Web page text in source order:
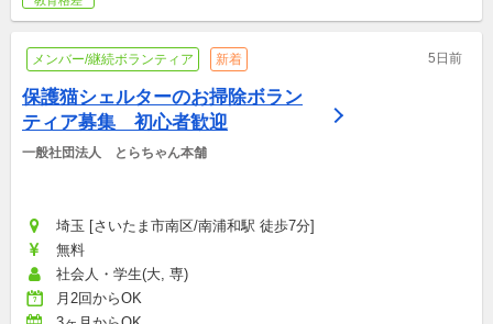
メンバー/継続ボランティア 新着 5日前
保護猫シェルターのお掃除ボラン
ティア募集　初心者歓迎
一般社団法人　とらちゃん本舗
埼玉 [さいたま市南区/南浦和駅 徒歩7分]
無料
社会人・学生(大, 専)
月2回からOK